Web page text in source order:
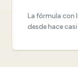
La fórmula con
desde hace